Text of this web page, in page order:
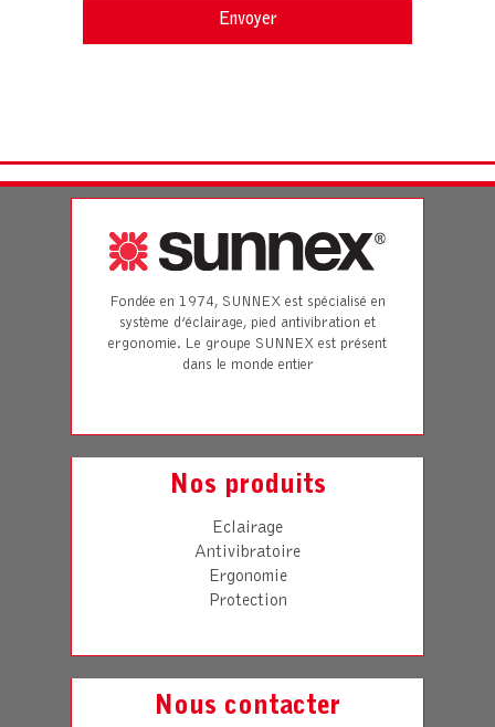
Fondée en 1974, SUNNEX est spécialisé en
système d’éclairage, pied antivibration et
ergonomie. Le groupe SUNNEX est présent
dans le monde entier
Nos produits
Eclairage
Antivibratoire
Ergonomie
Protection
Nous contacter